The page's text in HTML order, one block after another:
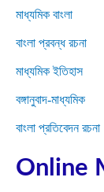
মাধ্যমিক বাংলা
বাংলা প্রবন্ধ রচনা
মাধ্যমিক ইতিহাস
বঙ্গানুবাদ-মাধ্যমিক
বাংলা প্রতিবেদন রচনা
Online